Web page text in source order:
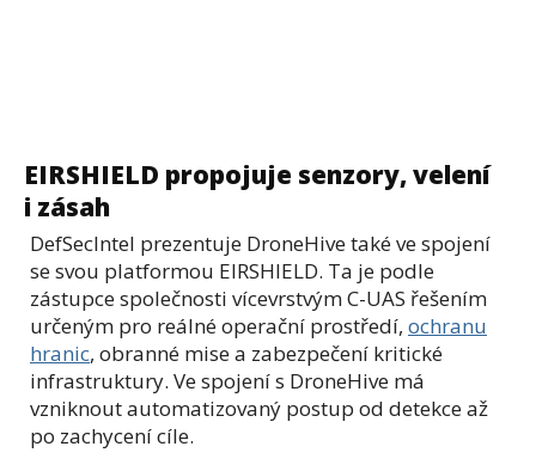
EIRSHIELD propojuje senzory, velení
i zásah
DefSecIntel prezentuje DroneHive také ve spojení
se svou platformou EIRSHIELD. Ta je podle
zástupce společnosti vícevrstvým C-UAS řešením
určeným pro reálné operační prostředí, ochranu
hranic, obranné mise a zabezpečení kritické
infrastruktury. Ve spojení s DroneHive má
vzniknout automatizovaný postup od detekce až
po zachycení cíle.